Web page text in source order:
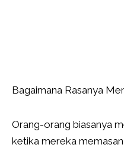
Bagaimana Rasanya
Orang-orang biasanya
ketika mereka